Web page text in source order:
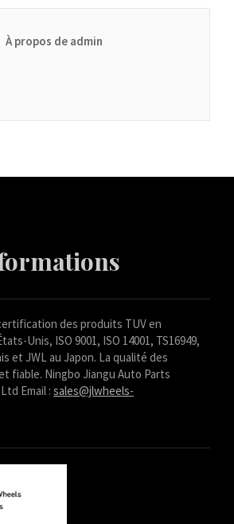
À propos de admin
des produits TUV en
Unis, ISO 9001, ISO 14001, TS16949,
et JWL au Japon. La qualité des
fiable. Ningbo Jiangu Auto Parts
Email : sales@jlwheels-